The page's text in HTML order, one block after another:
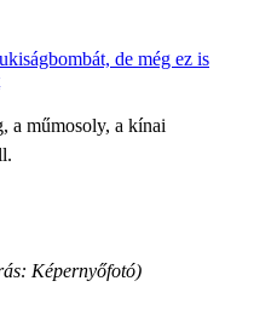
de még ez is
a műmosoly, a kínai
Képernyőfotó)